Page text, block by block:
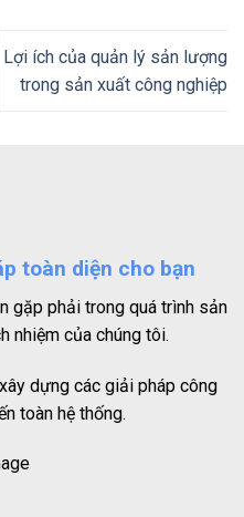
Lợi ích của quản lý sản lượng
trong sản xuất công nghiệp
toàn diện cho bạn
gặp phải trong quá trình sản
nhiệm của chúng tôi.
dựng các giải pháp công
toàn hệ thống.